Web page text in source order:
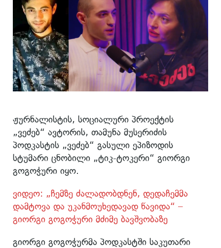
ჟურნალისტის, სოციალური პროექტის
„ვეძებ“ ავტორის, თამუნა მუსერიძის
პოდკასტის „ვეძებ“ გასული ეპიზოდის
სტუმარი ცნობილი „ტიკ-ტოკერი“ გიორგი
გოგოჭური იყო.
ვიდეო: „ჩემზე ძალადობდნენ, დედაჩემმა
დამტოვა და უკანმოუხედავად წავიდა“ –
გიორგი გოგოჭური მძიმე ბავშვობაზე
გიორგი გოგოჭურმა პოდკასტში საკუთარი